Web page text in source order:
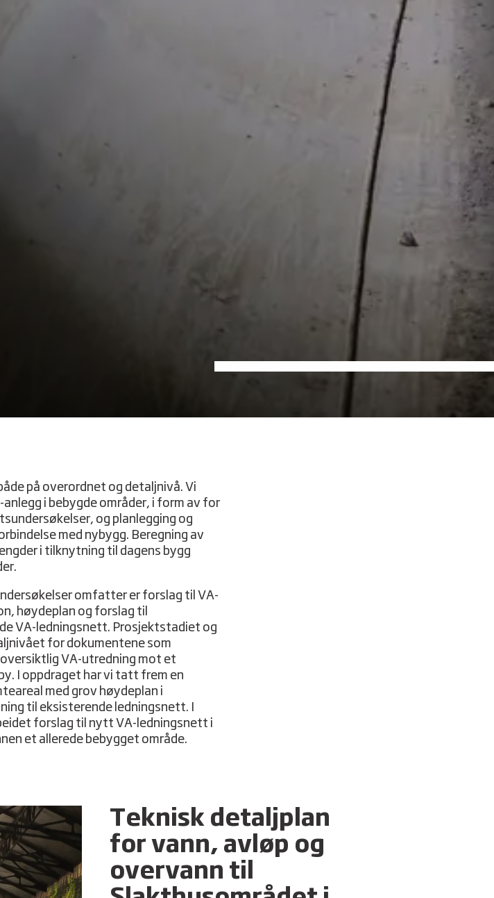
på overordnet og detaljnivå. Vi
i bebygde områder, i form av for
og planlegging og
med nybygg. Beregning av
i tilknytning til dagens bygg
omfatter er forslag til VA-
høydeplan og forslag til
VA-ledningsnett. Prosjektstadiet og
for dokumentene som
VA-utredning mot et
I oppdraget har vi tatt frem en
med grov høydeplan i
til eksisterende ledningsnett. I
forslag til nytt VA-ledningsnett i
et allerede bebygget område.
Teknisk detaljplan
for vann, avløp og
overvann til